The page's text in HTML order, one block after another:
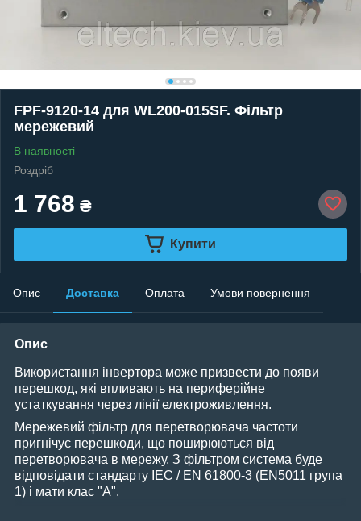
FPF-9120-14 для WL200-015SF. Фільтр
мережевий
В наявності
Роздріб
1 768 ₴
Купити
Опис Доставка Оплата Умови повернення
Опис
Використання інвертора може призвести до появи
перешкод, які впливають на периферійне
устаткування через лінії електроживлення.
Мережевий фільтр для перетворювача частоти
пригнічує перешкоди, що поширюються від
перетворювача в мережу. З фільтром система буде
відповідати стандарту IEC / EN 61800-3 (EN5011 група
1) і мати клас "A".